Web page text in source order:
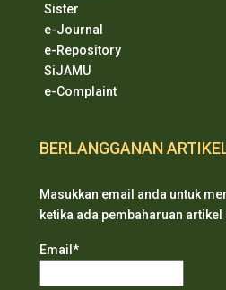
Sister
e-Journal
e-Repository
SiJAMU
e-Complaint
BERLANGGANAN
Masukkan email anda untuk
ketika ada pembaharuan
Email*